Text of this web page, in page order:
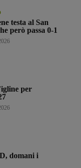
testa al San
però passa 0-1
per
domani i